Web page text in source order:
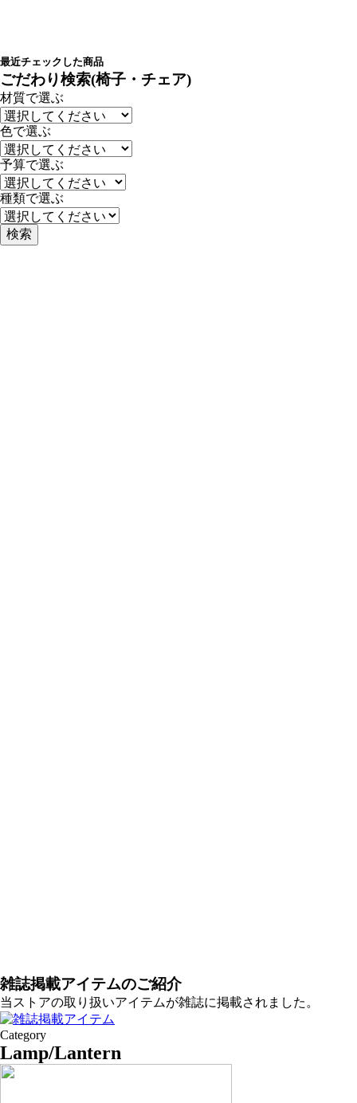
最近チェックした商品
ごだわり検索(椅子・チェア)
材質で選ぶ
色で選ぶ
予算で選ぶ
種類で選ぶ
雑誌掲載アイテムのご紹介
当ストアの取り扱いアイテムが雑誌に掲載されました。
Category
Lamp/Lantern